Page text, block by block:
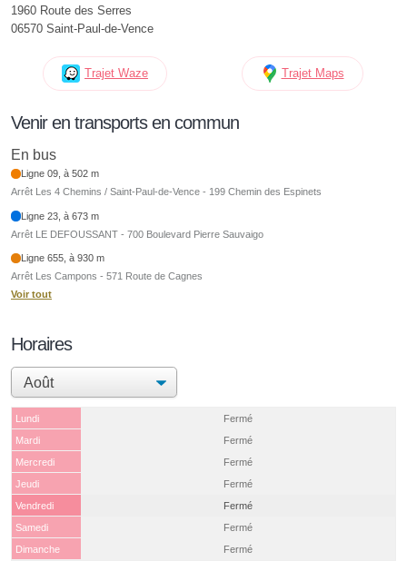
1960 Route des Serres
06570 Saint-Paul-de-Vence
Trajet Waze Trajet Maps
Venir en transports en commun
En bus
Ligne 09, à 502 m
Arrêt Les 4 Chemins / Saint-Paul-de-Vence - 199 Chemin des Espinets
Ligne 23, à 673 m
Arrêt LE DEFOUSSANT - 700 Boulevard Pierre Sauvaigo
Ligne 655, à 930 m
Arrêt Les Campons - 571 Route de Cagnes
Voir tout
Horaires
Lundi
Fermé
Mardi
Fermé
Mercredi
Fermé
Jeudi
Fermé
Vendredi
Fermé
Samedi
Fermé
Dimanche
Fermé